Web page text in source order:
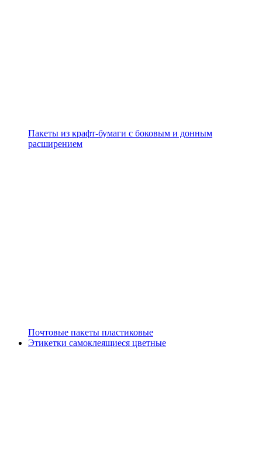
Пакеты из крафт-бумаги с боковым и донным
расширением
Почтовые пакеты пластиковые
Этикетки самоклеящиеся цветные